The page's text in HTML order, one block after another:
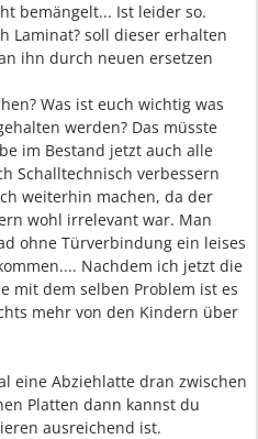
bemängelt... Ist leider so.
Laminat? soll dieser erhalten
ihn durch neuen ersetzen
Was ist euch wichtig was
werden? Das müsste
im Bestand jetzt auch alle
Schalltechnisch verbessern
weiterhin machen, da der
wohl irrelevant war. Man
ohne Türverbindung ein leises
Nachdem ich jetzt die
mit dem selben Problem ist es
mehr von den Kindern über
eine Abziehlatte dran zwischen
Platten dann kannst du
ausreichend ist.